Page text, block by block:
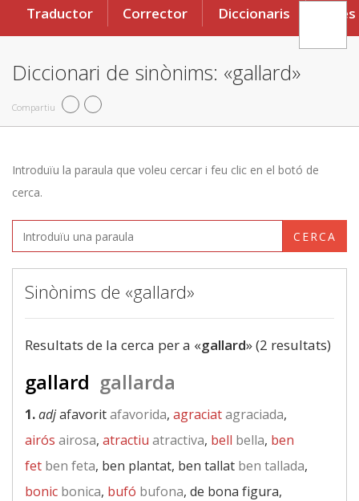
Traductor Corrector Diccionaris Eines
Diccionari de sinònims: «gallard»
Compartiu
Introduïu la paraula que voleu cercar i feu clic en el botó de
cerca.
CERCA
Sinònims de «gallard»
Resultats de la cerca per a «gallard» (2 resultats)
gallard gallarda
1.adjafavoritafavorida, agraciatagraciada,
airós airosa, atractiu atractiva, bell bella, ben
fet ben feta, ben plantat, ben tallat ben tallada,
bonic bonica, bufó bufona, de bona figura,